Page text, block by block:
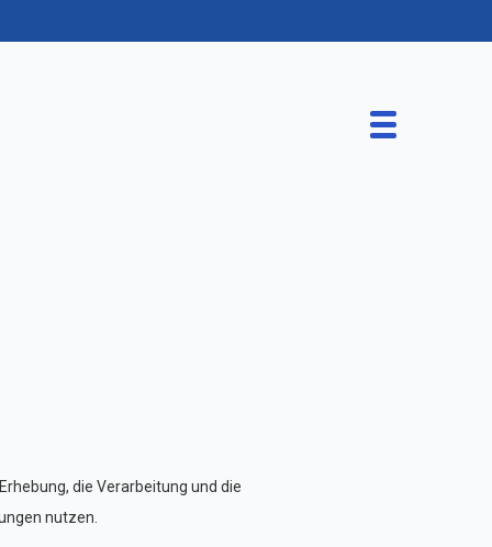
die Verarbeitung und die
nutzen.